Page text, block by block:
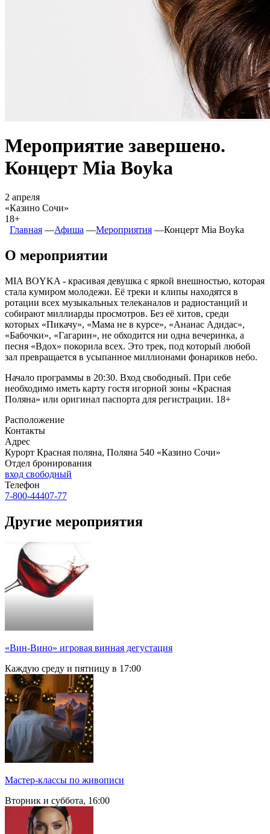
Мероприятие завершено.
Концерт Mia Boyka
2 апреля
«Казино Сочи»
18+
Главная ―Афиша ―Мероприятия ―Концерт Mia Boyka
О мероприятии
MIA BOYKA - красивая девушка с яркой внешностью, которая
стала кумиром молодежи. Её треки и клипы находятся в
ротации всех музыкальных телеканалов и радиостанций и
собирают миллиарды просмотров. Без её хитов, среди
которых «Пикачу», «Мама не в курсе», «Ананас Адидас»,
«Бабочки», «Гагарин», не обходится ни одна вечеринка, а
песня «Вдох» покорила всех. Это трек, под который любой
зал превращается в усыпанное миллионами фонариков небо.
Начало программы в 20:30. Вход свободный. При себе
необходимо иметь карту гостя игорной зоны «Красная
Поляна» или оригинал паспорта для регистрации. 18+
Расположение
Контакты
Адрес
Курорт Красная поляна, Поляна 540 «Казино Сочи»
Отдел бронирования
вход свободный
Телефон
7-800-44407-77
Другие мероприятия
«Вин-Вино» игровая винная дегустация
Каждую среду и пятницу в 17:00
Мастер-классы по живописи
Вторник и суббота, 16:00